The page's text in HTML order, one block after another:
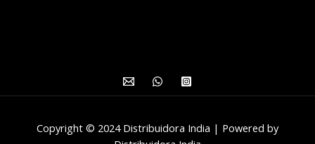
Copyright © 2024 Distribuidora India | Powered by